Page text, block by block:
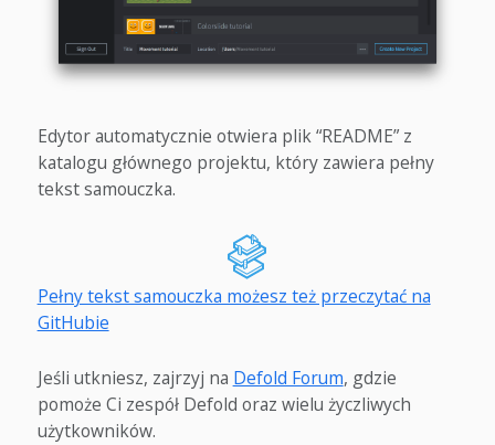
Edytor automatycznie otwiera plik “README” z
katalogu głównego projektu, który zawiera pełny
tekst samouczka.
Pełny tekst samouczka możesz też przeczytać na
GitHubie
Jeśli utkniesz, zajrzyj na Defold Forum, gdzie
pomoże Ci zespół Defold oraz wielu życzliwych
użytkowników.